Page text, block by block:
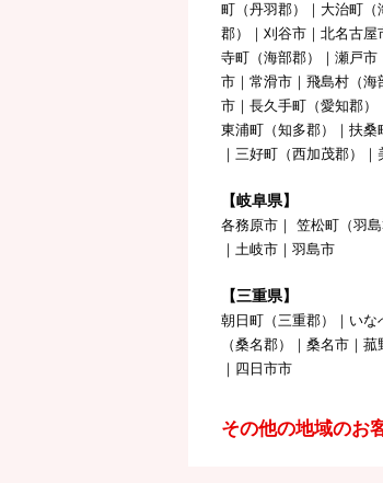
町（丹羽郡）｜大治町
郡）｜刈谷市｜北名古屋
寺町（海部郡）｜瀬戸
市｜常滑市｜飛島村（
市｜長久手町（愛知郡）
東浦町（知多郡）｜扶桑
｜三好町（西加茂郡）
【岐阜県】
各務原市｜ 笠松町（羽
｜土岐市｜羽島市
【三重県】
朝日町（三重郡）｜い
（桑名郡）｜桑名市｜
｜四日市市
その他の地域のお